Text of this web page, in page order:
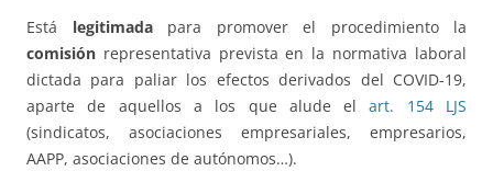
Está legitimadapara promover el procedimiento la
comisión representativa prevista en la normativa laboral
dictada para paliar los efectos derivados del COVID-19,
aparte de aquellos a los que alude elart. 154 LJS
(sindicatos, asociaciones empresariales, empresarios,
AAPP, asociaciones de autónomos…).